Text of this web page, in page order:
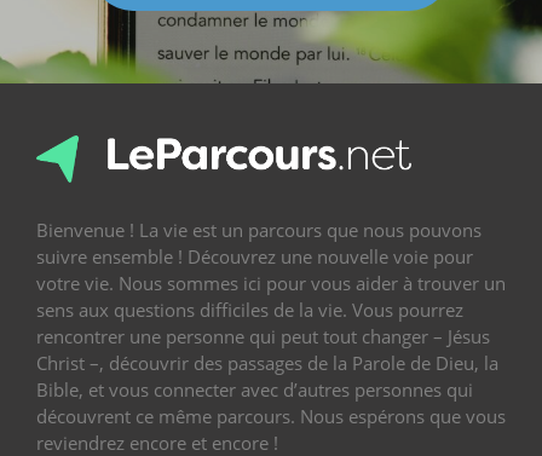
Bienvenue ! La vie est un parcours que nous pouvons
suivre ensemble ! Découvrez une nouvelle voie pour
votre vie. Nous sommes ici pour vous aider à trouver un
sens aux questions difficiles de la vie. Vous pourrez
rencontrer une personne qui peut tout changer – Jésus
Christ –, découvrir des passages de la Parole de Dieu, la
Bible, et vous connecter avec d’autres personnes qui
découvrent ce même parcours. Nous espérons que vous
reviendrez encore et encore !